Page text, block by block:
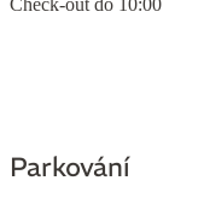
Check-out do 10:00
Parkování